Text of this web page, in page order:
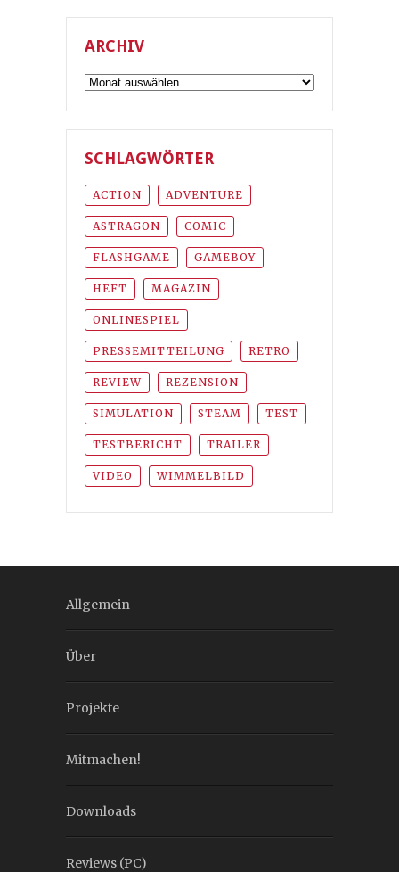
ARCHIV
Archiv
SCHLAGWÖRTER
ACTION ADVENTURE
ASTRAGON COMIC
FLASHGAME GAMEBOY
HEFT MAGAZIN
ONLINESPIEL
PRESSEMITTEILUNG RETRO
REVIEW REZENSION
SIMULATION STEAM TEST
TESTBERICHT TRAILER
VIDEO WIMMELBILD
Allgemein
Über
Projekte
Mitmachen!
Downloads
Reviews (PC)